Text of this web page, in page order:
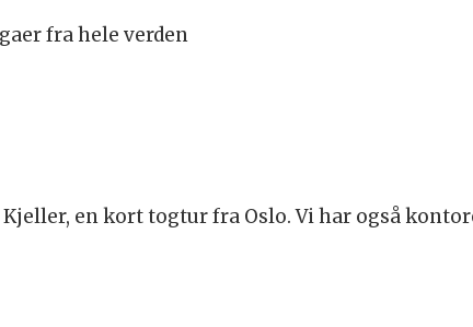
fra hele verden
en kort togtur fra Oslo. Vi har også